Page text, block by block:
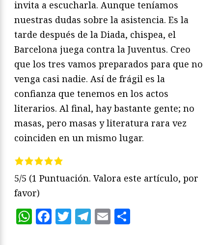
invita a escucharla. Aunque teníamos
nuestras dudas sobre la asistencia. Es la
tarde después de la Diada, chispea, el
Barcelona juega contra la Juventus. Creo
que los tres vamos preparados para que no
venga casi nadie. Así de frágil es la
confianza que tenemos en los actos
literarios. Al final, hay bastante gente; no
masas, pero masas y literatura rara vez
coinciden en un mismo lugar.
5/5 (1 Puntuación. Valora este artículo, por
favor)
WhatsApp
Facebook
Twitter
Telegram
Email